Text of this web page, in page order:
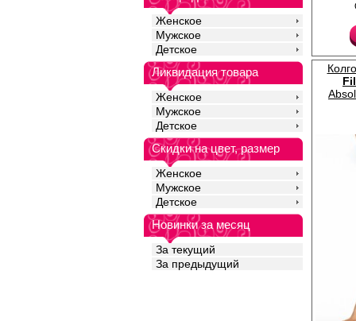
Женское
Мужское
Детское
Ликвидация товара
Женское
Мужское
Детское
Скидки на цвет, размер
Женское
Мужское
Детское
Новинки за месяц
За текущий
За предыдущий
лайкрой двойной
поддерживающими
штанишками,
ластовицей,
укрепленным
Плотность 40ден
Лайкра 24%
Полиамид 75%
Хлопок 1%